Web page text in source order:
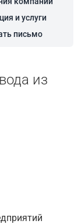
и услуги
письмо
из